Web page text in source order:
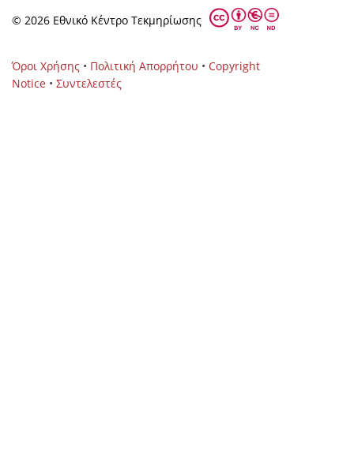
© 2026 Eθνικό Κέντρο Τεκμηρίωσης
Όροι Χρήσης • Πολιτική Απορρήτου • Copyright
Notice • Συντελεστές